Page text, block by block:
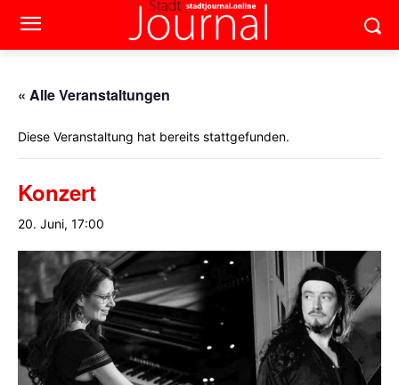
« Alle Veranstaltungen
Diese Veranstaltung hat bereits stattgefunden.
Konzert
20. Juni, 17:00